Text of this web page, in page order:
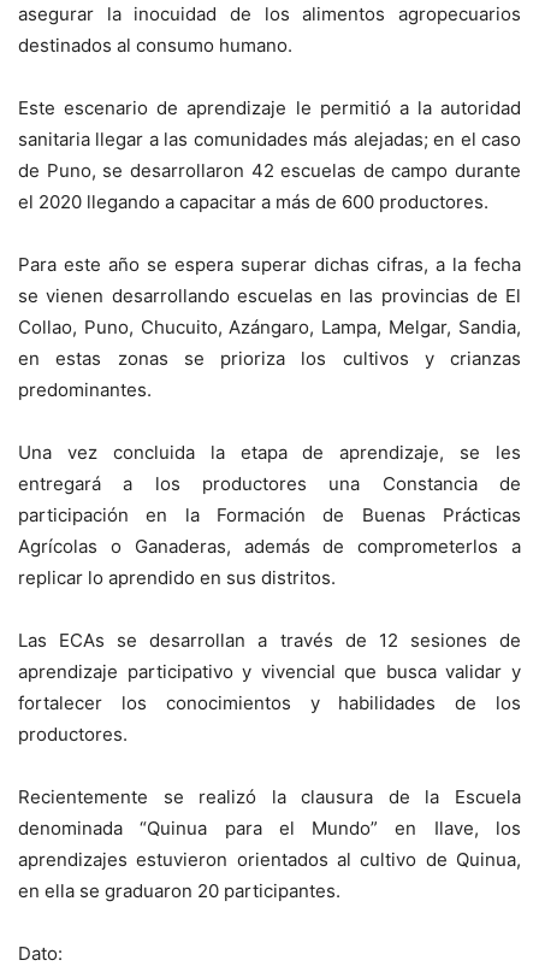
asegurar la inocuidad de los alimentos agropecuarios
destinados al consumo humano.
Este escenario de aprendizaje le permitió a la autoridad
sanitaria llegar a las comunidades más alejadas; en el caso
de Puno, se desarrollaron 42 escuelas de campo durante
el 2020 llegando a capacitar a más de 600 productores.
Para este año se espera superar dichas cifras, a la fecha
se vienen desarrollando escuelas en las provincias de El
Collao, Puno, Chucuito, Azángaro, Lampa, Melgar, Sandia,
en estas zonas se prioriza los cultivos y crianzas
predominantes.
Una vez concluida la etapa de aprendizaje, se les
entregará a los productores una Constancia de
participación en la Formación de Buenas Prácticas
Agrícolas o Ganaderas, además de comprometerlos a
replicar lo aprendido en sus distritos.
Las ECAs se desarrollan a través de 12 sesiones de
aprendizaje participativo y vivencial que busca validar y
fortalecer los conocimientos y habilidades de los
productores.
Recientemente se realizó la clausura de la Escuela
denominada “Quinua para el Mundo” en Ilave, los
aprendizajes estuvieron orientados al cultivo de Quinua,
en ella se graduaron 20 participantes.
Dato: